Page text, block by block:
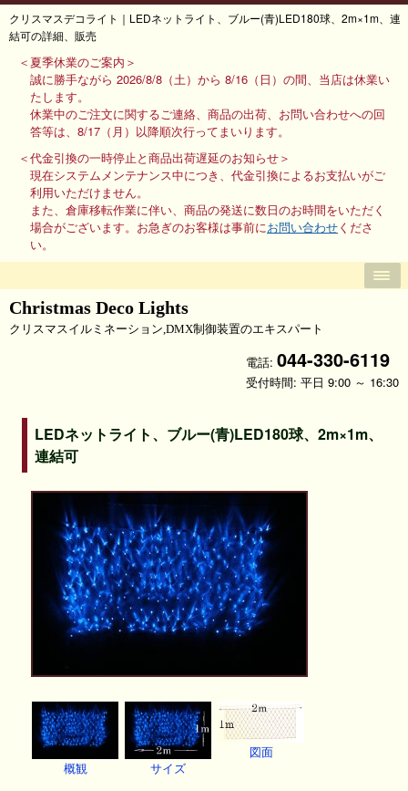
クリスマスデコライト｜LEDネットライト、ブルー(青)LED180球、2m×1m、連
結可の詳細、販売
＜夏季休業のご案内＞
誠に勝手ながら 2026/8/8（土）から 8/16（日）の間、当店は休業い
たします。
休業中のご注文に関するご連絡、商品の出荷、お問い合わせへの回
答等は、8/17（月）以降順次行ってまいります。
＜代金引換の一時停止と商品出荷遅延のお知らせ＞
現在システムメンテナンス中につき、代金引換によるお支払いがご
利用いただけません。
また、倉庫移転作業に伴い、商品の発送に数日のお時間をいただく
場合がございます。お急ぎのお客様は事前にお問い合わせくださ
い。
Christmas Deco Lights
クリスマスイルミネーション,DMX制御装置のエキスパート
電話: 044-330-6119
受付時間: 平日 9:00 ～ 16:30
LEDネットライト、ブルー(青)LED180球、2m×1m、
連結可
概観 サイズ
図面